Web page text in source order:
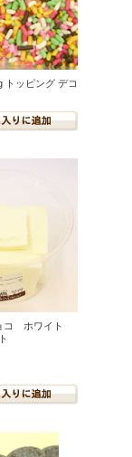
トッピング デコ
コ ホワイト